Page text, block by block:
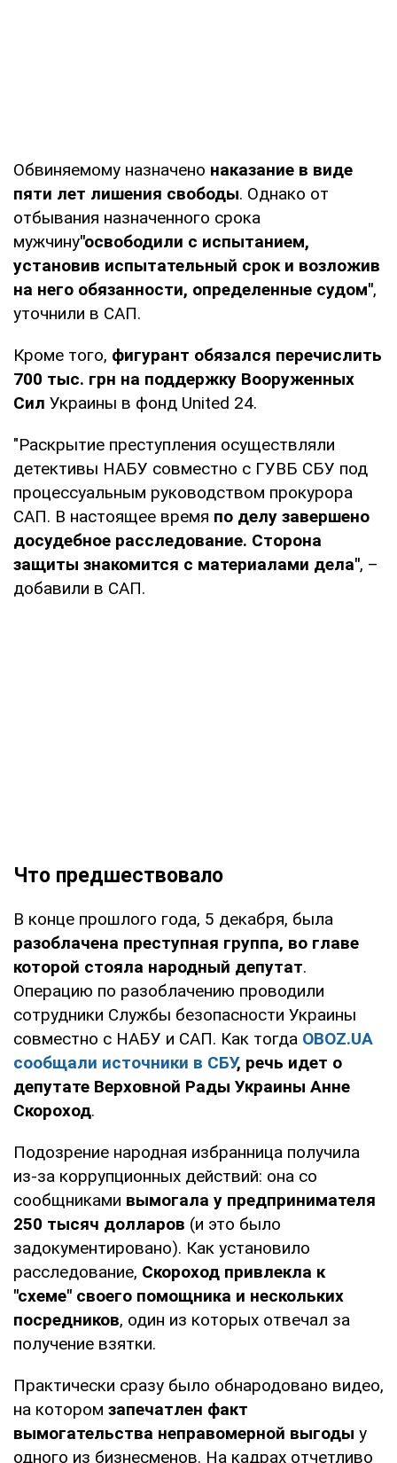
Обвиняемому назначено наказание в виде
пяти лет лишения свободы. Однако от
отбывания назначенного срока
мужчину"освободили с испытанием,
установив испытательный срок и возложив
на него обязанности, определенные судом",
уточнили в САП.
Кроме того, фигурант обязался перечислить
700 тыс. грн на поддержку Вооруженных
Сил Украины в фонд United 24.
"Раскрытие преступления осуществляли
детективы НАБУ совместно с ГУВБ СБУ под
процессуальным руководством прокурора
САП. В настоящее время по делу завершено
досудебное расследование. Сторона
защиты знакомится с материалами дела", –
добавили в САП.
Что предшествовало
В конце прошлого года, 5 декабря, была
разоблачена преступная группа, во главе
которой стояла народный депутат.
Операцию по разоблачению проводили
сотрудники Службы безопасности Украины
совместно с НАБУ и САП. Как тогда OBOZ.UA
сообщали источники в СБУ, речь идет о
депутате Верховной Рады Украины Анне
Скороход.
Подозрение народная избранница получила
из-за коррупционных действий: она со
сообщниками вымогала у предпринимателя
250 тысяч долларов (и это было
задокументировано). Как установило
расследование, Скороход привлекла к
"схеме" своего помощника и нескольких
посредников, один из которых отвечал за
получение взятки.
Практически сразу было обнародовано видео,
на котором запечатлен факт
вымогательства неправомерной выгоды у
одного из бизнесменов. На кадрах отчетливо